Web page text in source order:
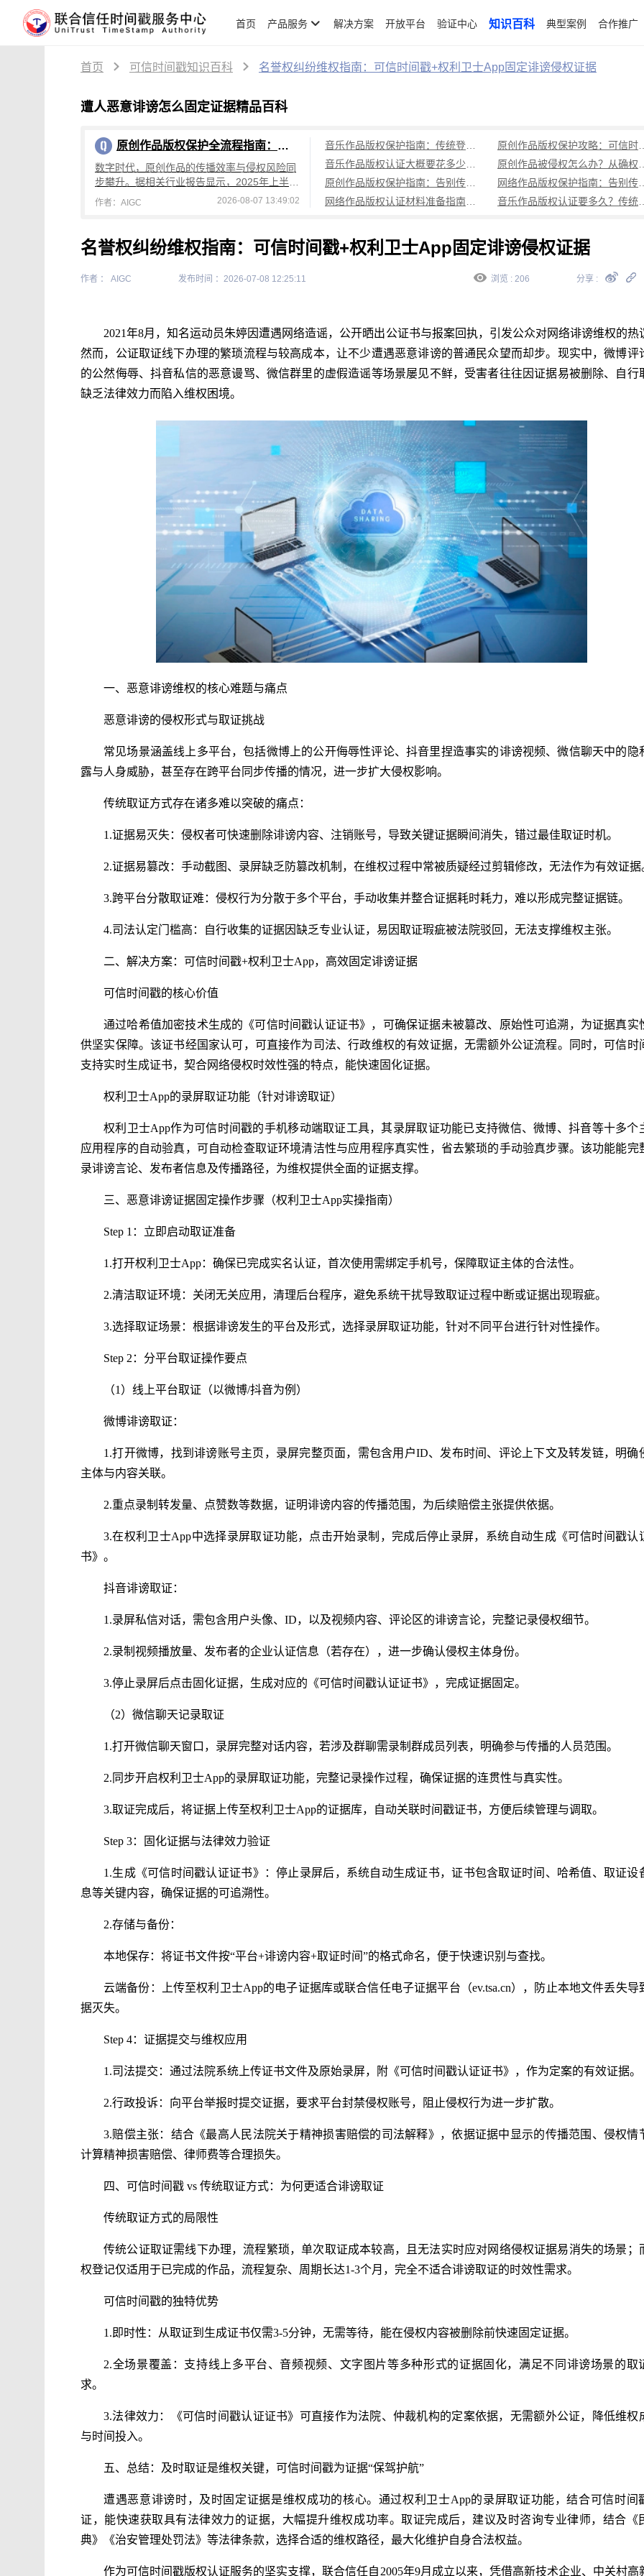
首页 产品服务 解决方案 开放平台 验证中心 知识百科 典型案例 合作推广
首页 可信时间戳知识百科 名誉权纠纷维权指南：可信时间戳+权利卫士App固定诽谤侵权证据
遭人恶意诽谤怎么固定证据精品百科
原创作品版权保护全流程指南：从创作到维权，可信时间戳平台操作详解
数字时代，原创作品的传播效率与侵权风险同
步攀升。据相关行业报告显示，2025年上半年
国内原创作品侵权投诉量较去年同期增长4
作者：AIGC 2026-08-07 13:49:02
名誉权纠纷维权指南：可信时间戳+权利卫士App固定诽谤侵权证据
作者 ： AIGC 发布时间 ：2026-07-08 12:25:11 浏览 : 206 分享 :
2021年8月，知名运动员朱婷因遭遇网络造谣，公开晒出公证书与报案回执，引发公众对网络诽谤维权的热
然而，公证取证线下办理的繁琐流程与较高成本，让不少遭遇恶意诽谤的普通民众望而却步。现实中，微博评
的公然侮辱、抖音私信的恶意谩骂、微信群里的虚假造谣等场景屡见不鲜，受害者往往因证据易被删除、自行
缺乏法律效力而陷入维权困境。
一、恶意诽谤维权的核心难题与痛点
恶意诽谤的侵权形式与取证挑战
常见场景涵盖线上多平台，包括微博上的公开侮辱性评论、抖音里捏造事实的诽谤视频、微信聊天中的隐
露与人身威胁，甚至存在跨平台同步传播的情况，进一步扩大侵权影响。
传统取证方式存在诸多难以突破的痛点：
1.证据易灭失：侵权者可快速删除诽谤内容、注销账号，导致关键证据瞬间消失，错过最佳取证时机。
2.证据易篡改：手动截图、录屏缺乏防篡改机制，在维权过程中常被质疑经过剪辑修改，无法作为有效证据
3.跨平台分散取证难：侵权行为分散于多个平台，手动收集并整合证据耗时耗力，难以形成完整证据链。
4.司法认定门槛高：自行收集的证据因缺乏专业认证，易因取证瑕疵被法院驳回，无法支撑维权主张。
二、解决方案：可信时间戳+权利卫士App，高效固定诽谤证据
可信时间戳的核心价值
通过哈希值加密技术生成的《可信时间戳认证证书》，可确保证据未被篡改、原始性可追溯，为证据真实
供坚实保障。该证书经国家认可，可直接作为司法、行政维权的有效证据，无需额外公证流程。同时，可信时
支持实时生成证书，契合网络侵权时效性强的特点，能快速固化证据。
权利卫士App的录屏取证功能（针对诽谤取证）
权利卫士App作为可信时间戳的手机移动端取证工具，其录屏取证功能已支持微信、微博、抖音等十多个
应用程序的自动验真，可自动检查取证环境清洁性与应用程序真实性，省去繁琐的手动验真步骤。该功能能完
录诽谤言论、发布者信息及传播路径，为维权提供全面的证据支撑。
三、恶意诽谤证据固定操作步骤（权利卫士App实操指南）
Step 1：立即启动取证准备
1.打开权利卫士App：确保已完成实名认证，首次使用需绑定手机号，保障取证主体的合法性。
2.清洁取证环境：关闭无关应用，清理后台程序，避免系统干扰导致取证过程中断或证据出现瑕疵。
3.选择取证场景：根据诽谤发生的平台及形式，选择录屏取证功能，针对不同平台进行针对性操作。
Step 2：分平台取证操作要点
（1）线上平台取证（以微博/抖音为例）
微博诽谤取证：
1.打开微博，找到诽谤账号主页，录屏完整页面，需包含用户ID、发布时间、评论上下文及转发链，明确
主体与内容关联。
2.重点录制转发量、点赞数等数据，证明诽谤内容的传播范围，为后续赔偿主张提供依据。
3.在权利卫士App中选择录屏取证功能，点击开始录制，完成后停止录屏，系统自动生成《可信时间戳认
书》。
抖音诽谤取证：
1.录屏私信对话，需包含用户头像、ID，以及视频内容、评论区的诽谤言论，完整记录侵权细节。
2.录制视频播放量、发布者的企业认证信息（若存在），进一步确认侵权主体身份。
3.停止录屏后点击固化证据，生成对应的《可信时间戳认证证书》，完成证据固定。
（2）微信聊天记录取证
1.打开微信聊天窗口，录屏完整对话内容，若涉及群聊需录制群成员列表，明确参与传播的人员范围。
2.同步开启权利卫士App的录屏取证功能，完整记录操作过程，确保证据的连贯性与真实性。
3.取证完成后，将证据上传至权利卫士App的证据库，自动关联时间戳证书，方便后续管理与调取。
Step 3：固化证据与法律效力验证
1.生成《可信时间戳认证证书》：停止录屏后，系统自动生成证书，证书包含取证时间、哈希值、取证设
息等关键内容，确保证据的可追溯性。
2.存储与备份：
本地保存：将证书文件按“平台+诽谤内容+取证时间”的格式命名，便于快速识别与查找。
云端备份：上传至权利卫士App的电子证据库或联合信任电子证据平台（ev.tsa.cn），防止本地文件丢失导
据灭失。
Step 4：证据提交与维权应用
1.司法提交：通过法院系统上传证书文件及原始录屏，附《可信时间戳认证证书》，作为定案的有效证据。
2.行政投诉：向平台举报时提交证据，要求平台封禁侵权账号，阻止侵权行为进一步扩散。
3.赔偿主张：结合《最高人民法院关于精神损害赔偿的司法解释》，依据证据中显示的传播范围、侵权情
计算精神损害赔偿、律师费等合理损失。
四、可信时间戳 vs 传统取证方式：为何更适合诽谤取证
传统取证方式的局限性
传统公证取证需线下办理，流程繁琐，单次取证成本较高，且无法实时应对网络侵权证据易消失的场景；
权登记仅适用于已完成的作品，流程复杂、周期长达1-3个月，完全不适合诽谤取证的时效性需求。
可信时间戳的独特优势
1.即时性：从取证到生成证书仅需3-5分钟，无需等待，能在侵权内容被删除前快速固定证据。
2.全场景覆盖：支持线上多平台、音频视频、文字图片等多种形式的证据固化，满足不同诽谤场景的取
求。
3.法律效力：《可信时间戳认证证书》可直接作为法院、仲裁机构的定案依据，无需额外公证，降低维权
与时间投入。
五、总结：及时取证是维权关键，可信时间戳为证据“保驾护航”
遭遇恶意诽谤时，及时固定证据是维权成功的核心。通过权利卫士App的录屏取证功能，结合可信时间
证，能快速获取具有法律效力的证据，大幅提升维权成功率。取证完成后，建议及时咨询专业律师，结合《
典》《治安管理处罚法》等法律条款，选择合适的维权路径，最大化维护自身合法权益。
作为可信时间戳版权认证服务的坚实支撑，联合信任自2005年9月成立以来，凭借高新技术企业、中关村高